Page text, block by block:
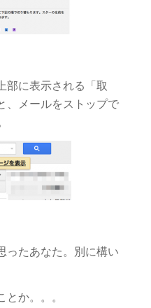
部に表示される「取
、メールをストップで
ったあなた。別に構い
か。。。